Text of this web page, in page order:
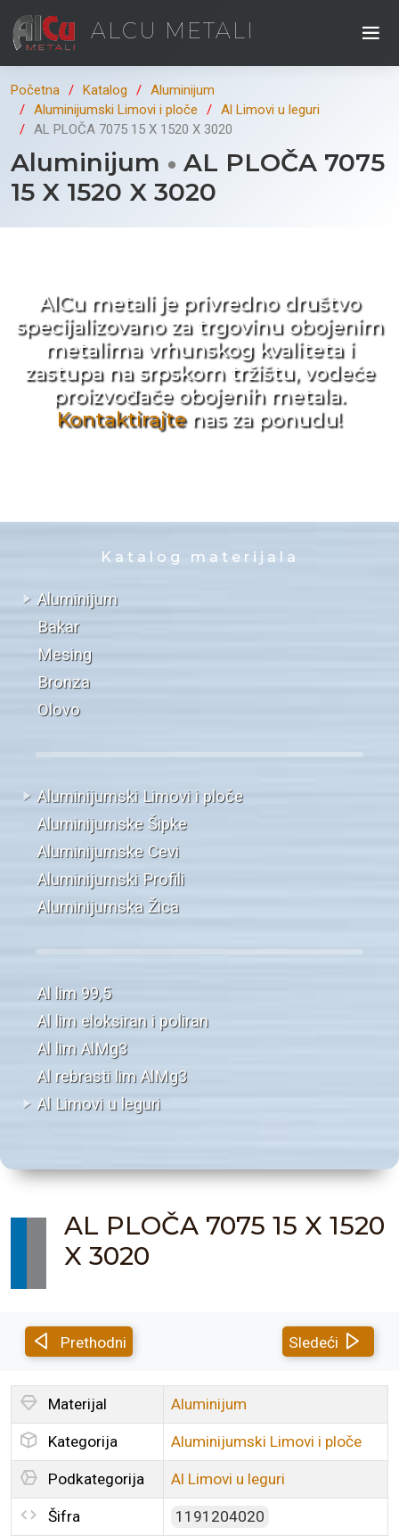
ALCU METALI
Početna Katalog
Aluminijum
Aluminijumski Limovi i ploče
Al Limovi u leguri
AL PLOČA 7075 15 X 1520 X 3020
Aluminijum
AL PLOČA 7075
15 X 1520 X 3020
AlCu metali je privredno društvo
specijalizovano za trgovinu obojenim
metalima vrhunskog kvaliteta i
zastupa na srpskom tržištu, vodeće
proizvođače obojenih metala.
Kontaktirajtenas za ponudu!
Katalog materijala
Aluminijum
Bakar
Mesing
Bronza
Olovo
Aluminijumski Limovi i ploče
Aluminijumske Šipke
Aluminijumske Cevi
Aluminijumski Profili
Aluminijumska Žica
Al lim 99,5
Al lim eloksiran i poliran
Al lim AlMg3
Al rebrasti lim AlMg3
Al Limovi u leguri
AL PLOČA 7075 15 X 1520
X 3020
Prethodni Sledeći
Materijal Aluminijum
Kategorija Aluminijumski Limovi i ploče
Podkategorija Al Limovi u leguri
Šifra 1191204020